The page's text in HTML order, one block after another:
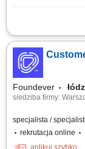
Zakres obowiązków:
produktami firmy.
edukacji finansowej.
relacji z obecnymi.
Praca nad realizacją...
Foundever
siedziba firmy:
specjalista /
rekrutacja online
aplikuj szybko